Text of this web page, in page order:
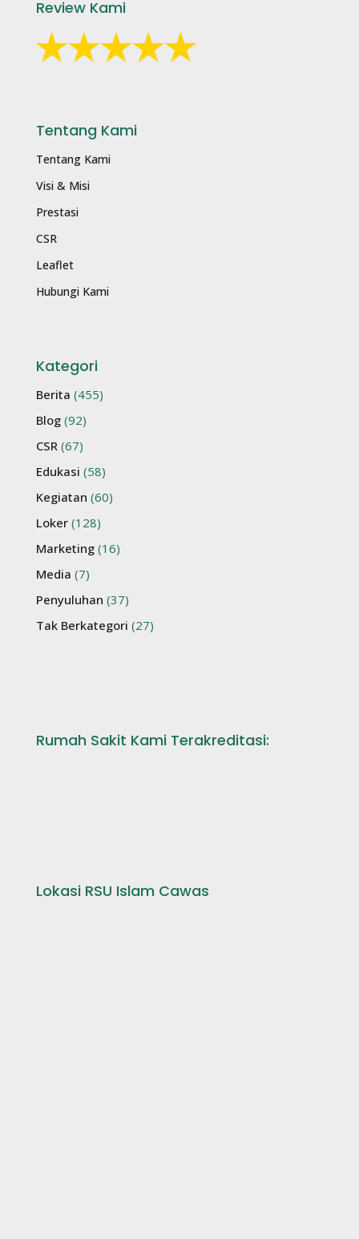
Review Kami
Tentang Kami
Tentang Kami
Visi & Misi
Prestasi
CSR
Leaflet
Hubungi Kami
Kategori
Berita (455)
Blog (92)
CSR (67)
Edukasi (58)
Kegiatan (60)
Loker (128)
Marketing (16)
Media (7)
Penyuluhan (37)
Tak Berkategori (27)
Rumah Sakit Kami Terakreditasi:
Lokasi RSU Islam Cawas